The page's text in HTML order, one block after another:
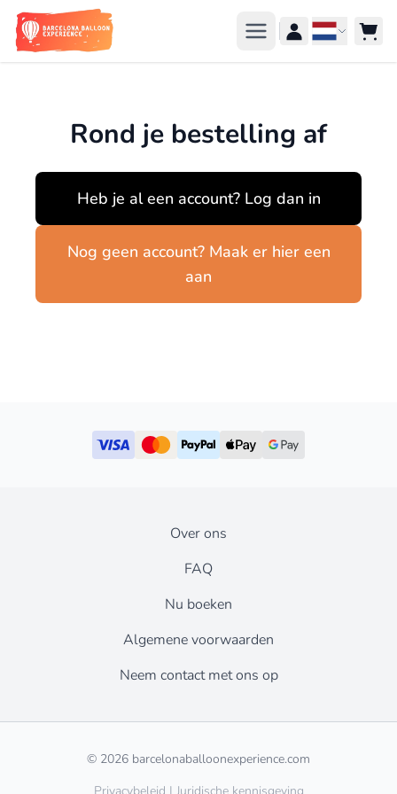
Ga naar de inhoud
Taal
Rond je bestelling af
Heb je al een account? Log dan in
Nog geen account? Maak er hier een
aan
Over ons
FAQ
Nu boeken
Algemene voorwaarden
Neem contact met ons op
© 2026 barcelonaballoonexperience.com